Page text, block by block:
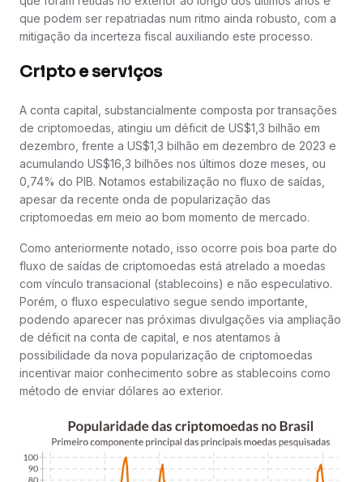
que podem ser repatriadas num ritmo ainda robusto, com a
mitigação da incerteza fiscal auxiliando este processo.
Cripto e serviços
A conta capital, substancialmente composta por transações
de criptomoedas, atingiu um déficit de US$1,3 bilhão em
dezembro, frente a US$1,3 bilhão em dezembro de 2023 e
acumulando US$16,3 bilhões nos últimos doze meses, ou
0,74% do PIB. Notamos estabilização no fluxo de saídas,
apesar da recente onda de popularização das
criptomoedas em meio ao bom momento de mercado.
Como anteriormente notado, isso ocorre pois boa parte do
fluxo de saídas de criptomoedas está atrelado a moedas
com vínculo transacional (stablecoins) e não especulativo.
Porém, o fluxo especulativo segue sendo importante,
podendo aparecer nas próximas divulgações via ampliação
de déficit na conta de capital, e nos atentamos à
possibilidade da nova popularização de criptomoedas
incentivar maior conhecimento sobre as stablecoins como
método de enviar dólares ao exterior.